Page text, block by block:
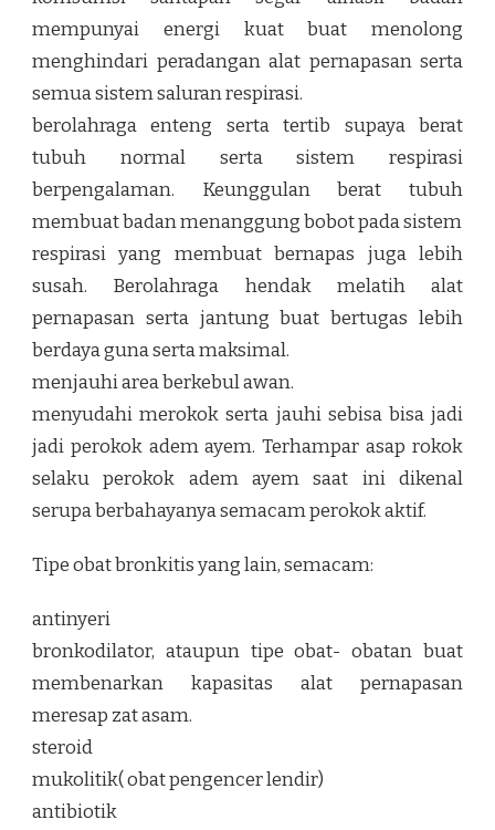
mempunyai energi kuat buat menolong
menghindari peradangan alat pernapasan serta
semua sistem saluran respirasi.
berolahraga enteng serta tertib supaya berat
tubuh normal serta sistem respirasi
berpengalaman. Keunggulan berat tubuh
membuat badan menanggung bobot pada sistem
respirasi yang membuat bernapas juga lebih
susah. Berolahraga hendak melatih alat
pernapasan serta jantung buat bertugas lebih
berdaya guna serta maksimal.
menjauhi area berkebul awan.
menyudahi merokok serta jauhi sebisa bisa jadi
jadi perokok adem ayem. Terhampar asap rokok
selaku perokok adem ayem saat ini dikenal
serupa berbahayanya semacam perokok aktif.
Tipe obat bronkitis yang lain, semacam:
antinyeri
bronkodilator, ataupun tipe obat- obatan buat
membenarkan kapasitas alat pernapasan
meresap zat asam.
steroid
mukolitik( obat pengencer lendir)
antibiotik